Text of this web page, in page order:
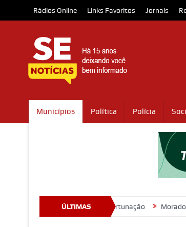
Rádios Online Links Favoritos Jornais
Municípios Política Polícia
ÚLTIMAS
assédio sexual e importunação Moradores